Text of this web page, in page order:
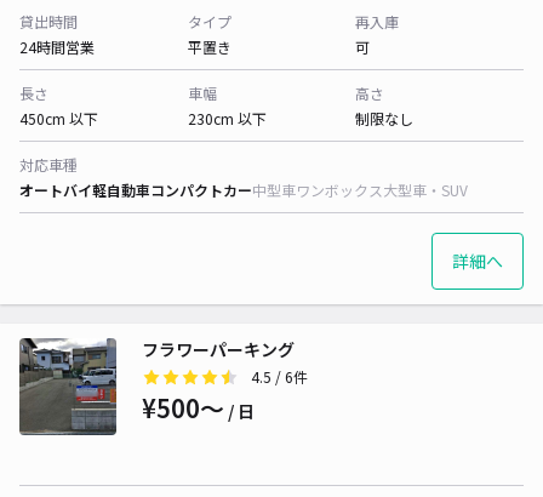
貸出時間
24時間営業
タイプ
平置き
再入庫
可
長さ
450cm 以下
車幅
230cm 以下
高さ
制限なし
対応車種
オートバイ軽自動車コンパクトカー中型車ワンボックス大型車・SUV
詳細へ
フラワーパーキング
4.5 / 6件
¥500〜 / 日